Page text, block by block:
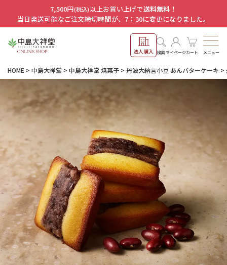
7,500円(税込)以上お買い上げで送料無料！
当日発送可能なご注文締切時間が、7：30に変更になりました。
法人購入 検索マイページカート メニュー
HOME 中島大祥堂 中島大祥堂 焼菓子 丹波大納言小豆 あんバターケーキ